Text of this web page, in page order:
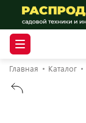
Главная Каталог